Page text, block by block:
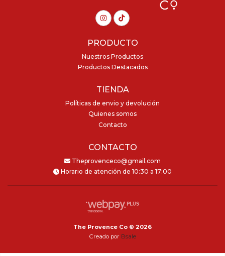
PRODUCTO
Nuestros Productos
Productos Destacados
TIENDA
Políticas de envio y devolución
Quienes somos
Contacto
CONTACTO
Theprovenceco@gmail.com
Horario de atención de 10:30 a 17:00
The Provence Co © 2026
Creado por Bsale